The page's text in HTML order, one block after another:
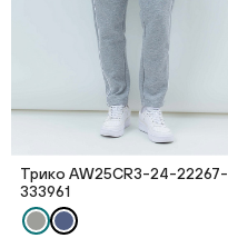
Трико AW25CR3-24-22267-
333961